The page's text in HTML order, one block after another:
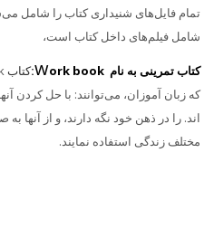
تمام فایل‌های شنیداری کتاب را شامل
شامل فیلم‌های داخل کتاب است،
کتاب تمرینی به نام work book
:کتاب
که زبان آموزان، می‌توانند: با حل کردن
اند. را در ذهن خود نگه دارند، و از آنها
مختلف زندگی استفاده نمایند.